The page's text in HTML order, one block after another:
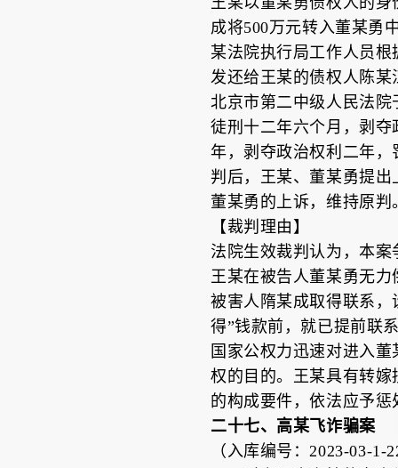
成将500万元转入董某勇
某法院执行局工作人员
发还给王某的债权人陈某
北京市第二中级人民法院
徒刑十二年六个月，剥
年，剥夺政治权利二年
判后，王某、董某勇提出
董某勇的上诉，维持原判
【裁判理由】
法院生效裁判认为，本
王某在被告人董某勇无
被害人隋某成取得联系
得”钱款前，就已提前联
国家公权力迅速对进入
权的目的。王某具有转
的构成要件，依法应予
二十七、高某飞诈骗案
（入库编号：2023-03-1-